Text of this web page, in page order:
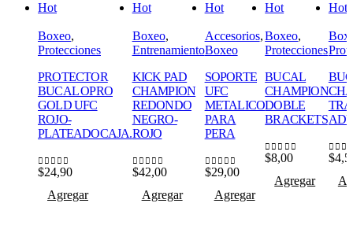
Hot
Boxeo,
Protecciones
PROTECTOR
BUCAL OPRO
GOLD UFC
ROJO-
PLATEADOCAJA.
0out of 5
$24,90
Agregar
Hot
Boxeo,
Entrenamiento
KICK PAD
CHAMPION
REDONDO
NEGRO-
ROJO
0out of 5
$42,00
Agregar
Hot
Accesorios,
Boxeo
SOPORTE
UFC
METALICO
PARA
PERA
0out of 5
$29,00
Agregar
Hot
Boxeo,
Protecciones
BUCAL
CHAMPION
DOBLE
BRACKETS
0out of 5
$8,00
Agregar
Hot
0out
$